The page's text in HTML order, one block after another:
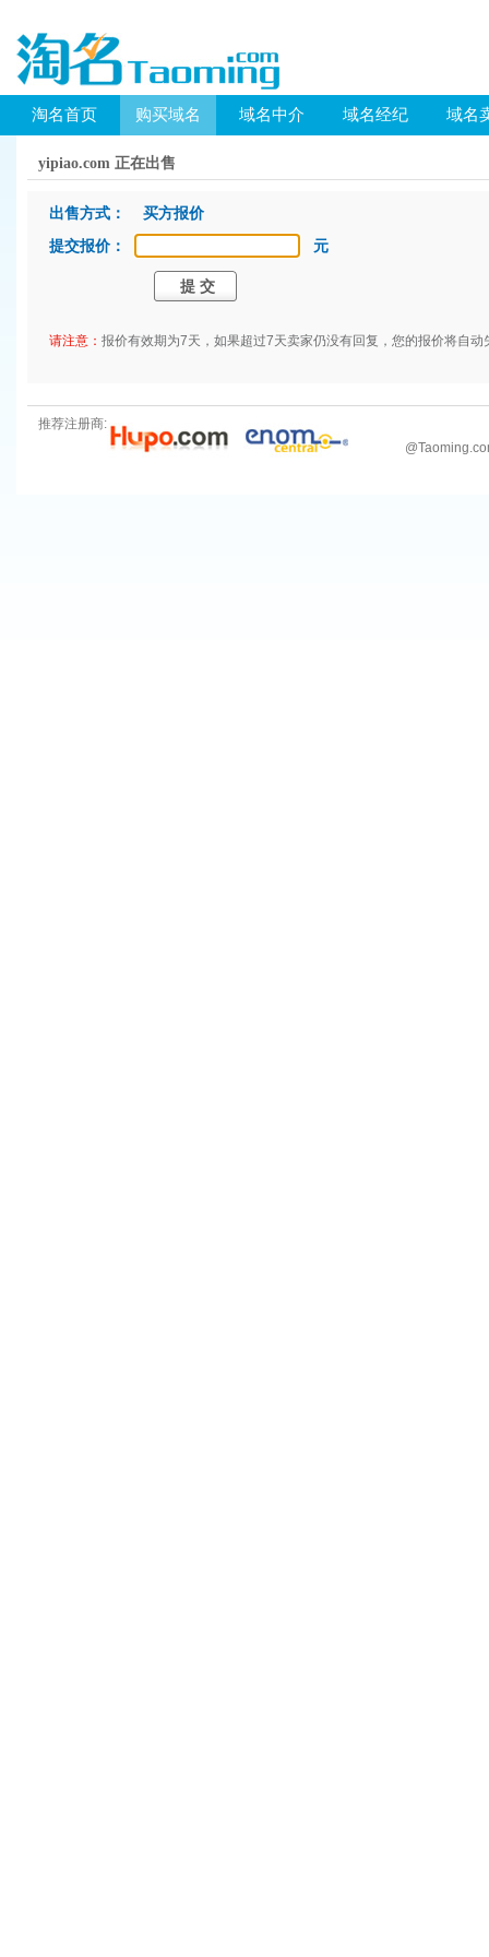
淘名首页 购买域名 域名中介 域名经纪 域名
yipiao.com 正在出售
出售方式： 买方报价
提交报价：
元
请注意： 报价有效期为7天，如果超过7天卖家仍没有回复，您的报价将自动
推荐注册商:
@